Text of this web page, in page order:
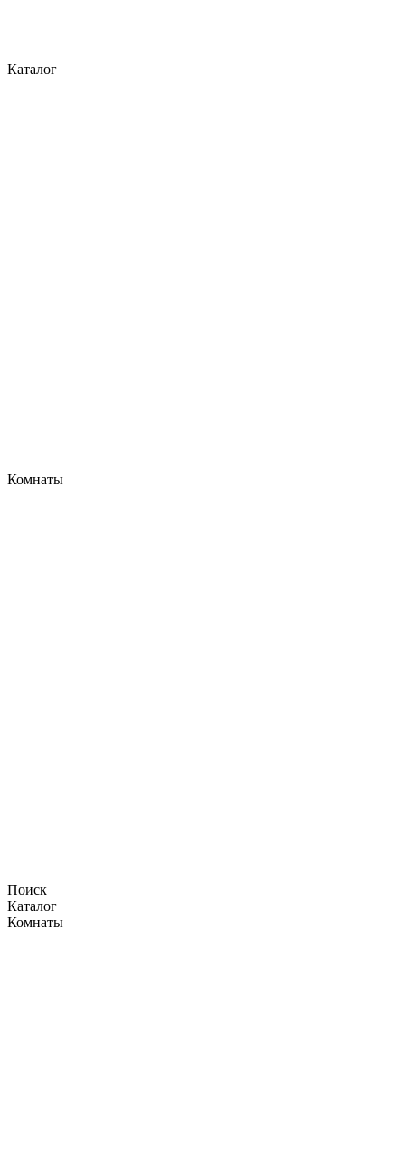
Каталог
Комнаты
Поиск
Каталог
Комнаты